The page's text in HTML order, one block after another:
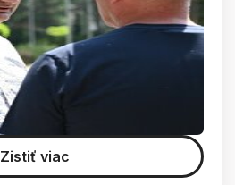
Zistiť viac